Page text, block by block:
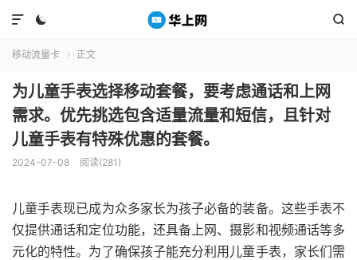
 

移动流量卡  正文
为儿童手表选择移动套餐，要考虑通话和上网
需求。优先挑选包含适量流量和短信，且针对
儿童手表有特殊优惠的套餐。
2024-07-08 阅读(281)
儿童手表现已成为众多家长为孩子必备的装备。这些手表不
仅提供通话和定位功能，还具备上网、摄影和视频通话等多
元化的特性。为了确保孩子能充分利用儿童手表，家长们需